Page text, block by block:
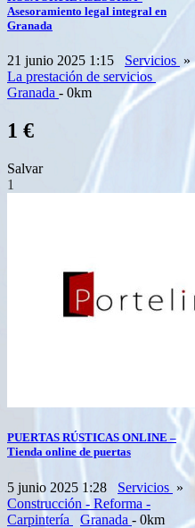
Asesoramiento legal integral en
Granada
21 junio 2025 1:15 Servicios »
La prestación de servicios
Granada - 0km
1 €
Salvar
1
PUERTAS RÚSTICAS ONLINE –
Tienda online de puertas
5 junio 2025 1:28 Servicios »
Construcción - Reforma -
Carpintería
Granada - 0km